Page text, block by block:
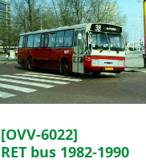
[OVV-6022]
RET bus 1982-1990